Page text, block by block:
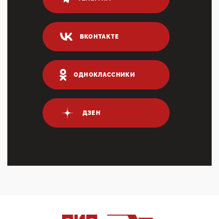
80% сирийцев в ФРГ должны вернуться на родину.
04:47, 10 Апреля 2026
ИНН для переводов по СБП это первый шаг из
логических двухЗаполнение ИНН при любых
переводах по ...
03:35, 10 Апреля 2026
Суммарное вознаграждение менеджменту в 15
крупных банках по итогам 2025 года превысило 63
03:01, 10 Апреля 2026
Террорист и убийца Буданов вальяжно сообщил,
что союзники просили Киев не наносить удары по
входМошенники активно пользуются аккаунтами на
ВКОНТАКТЕ
ОДНОКЛАССНИКИ
ДЗЕН